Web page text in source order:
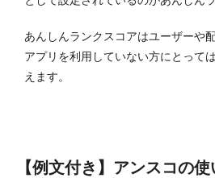
あんしんランクスコアはユーザーや
アプリを利用していない方にとって
えます。
【例文付き】アンスコの